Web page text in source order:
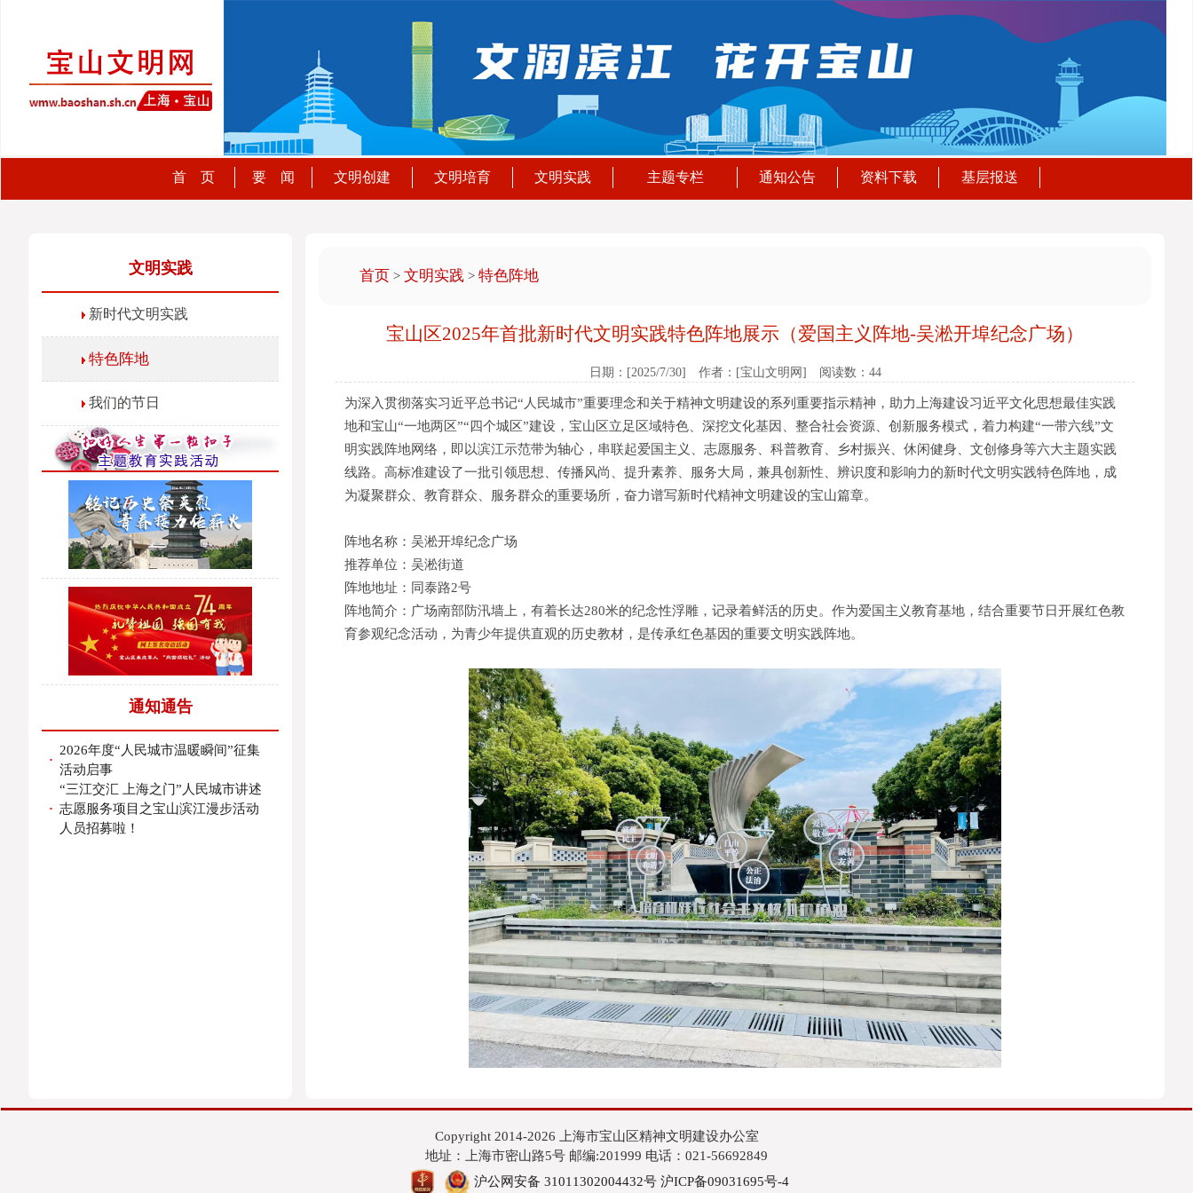
首 页 要 闻 文明创建 文明培育 文明实践 主题专栏 通知公告 资料下载 基层报送
文明实践
新时代文明实践
特色阵地
我们的节日
通知通告
· 2026年度“人民城市温暖瞬间”征集
活动启事
·
“三江交汇 上海之门”人民城市讲述
志愿服务项目之宝山滨江漫步活动
人员招募啦！
首页 > 文明实践 > 特色阵地
宝山区2025年首批新时代文明实践特色阵地展示（爱国主义阵地-吴淞开埠纪念广场）
日期：[2025/7/30] 作者：[宝山文明网] 阅读数：44
为深入贯彻落实习近平总书记“人民城市”重要理念和关于精神文明建设的系列重要指示精神，助力上海建设习近平文化思想最佳实践
地和宝山“一地两区”“四个城区”建设，宝山区立足区域特色、深挖文化基因、整合社会资源、创新服务模式，着力构建“一带六线”文
明实践阵地网络，即以滨江示范带为轴心，串联起爱国主义、志愿服务、科普教育、乡村振兴、休闲健身、文创修身等六大主题实践
线路。高标准建设了一批引领思想、传播风尚、提升素养、服务大局，兼具创新性、辨识度和影响力的新时代文明实践特色阵地，成
为凝聚群众、教育群众、服务群众的重要场所，奋力谱写新时代精神文明建设的宝山篇章。
阵地名称：吴淞开埠纪念广场
推荐单位：吴淞街道
阵地地址：同泰路2号
阵地简介：广场南部防汛墙上，有着长达280米的纪念性浮雕，记录着鲜活的历史。作为爱国主义教育基地，结合重要节日开展红色教
育参观纪念活动，为青少年提供直观的历史教材，是传承红色基因的重要文明实践阵地。
Copyright 2014-2026 上海市宝山区精神文明建设办公室
地址：上海市密山路5号 邮编:201999 电话：021-56692849
沪公网安备 31011302004432号 沪ICP备09031695号-4